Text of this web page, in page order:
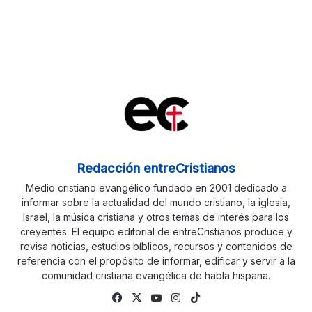
Redacción entreCristianos
Medio cristiano evangélico fundado en 2001 dedicado a
informar sobre la actualidad del mundo cristiano, la iglesia,
Israel, la música cristiana y otros temas de interés para los
creyentes. El equipo editorial de entreCristianos produce y
revisa noticias, estudios bíblicos, recursos y contenidos de
referencia con el propósito de informar, edificar y servir a la
comunidad cristiana evangélica de habla hispana.
Facebook
X YouTubeInstagram